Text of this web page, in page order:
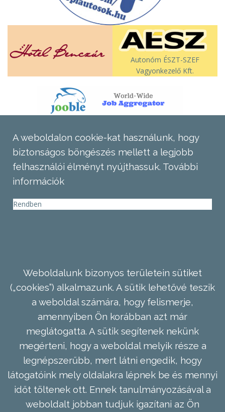
Autonóm ÉSZT-SZEF
Vagyonkezelő Kft.
A weboldalon cookie-kat használunk, hogy
biztonságos böngészés mellett a legjobb
felhasználói élményt nyújthassuk. További
információk
Rendben
Weboldalunk bizonyos területein sütiket
(„cookies”) alkalmazunk. A sütik lehetővé teszik
a weboldal számára, hogy felismerje,
amennyiben Ön korábban azt már
meglátogatta. A sütik segítenek nekünk
megérteni, hogy a weboldal melyik része a
legnépszerűbb, mert látni engedik, hogy
látogatóink mely oldalakra lépnek be és mennyi
időt töltenek ott. Ennek tanulmányozásával a
weboldalt jobban tudjuk igazítani az Ön